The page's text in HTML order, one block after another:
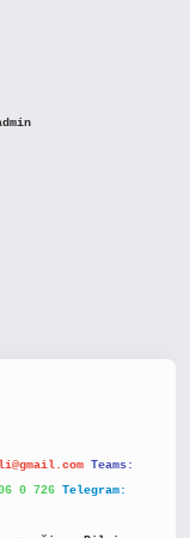
Teams:
0 726 Telegram: